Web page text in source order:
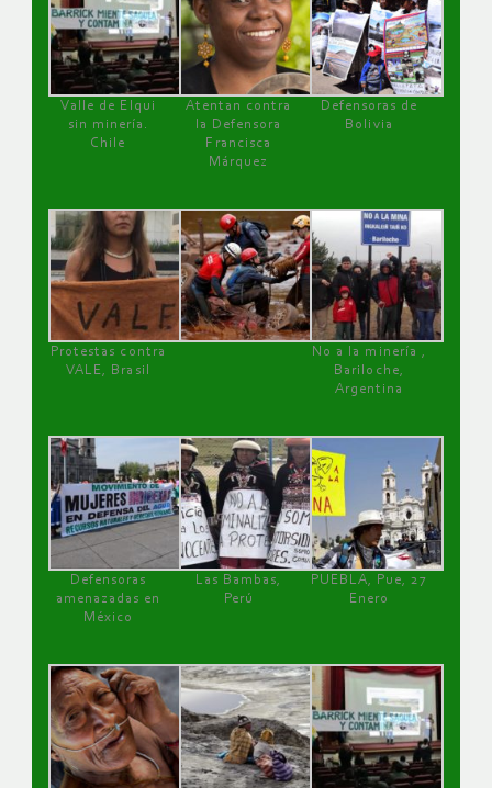
Valle de Elqui
sin minería.
Chile
Atentan contra
la Defensora
Francisca
Márquez
Defensoras de
Bolivia
Protestas contra
VALE, Brasil
No a la minería ,
Bariloche,
Argentina
Defensoras
amenazadas en
México
Las Bambas,
Perú
PUEBLA, Pue, 27
Enero